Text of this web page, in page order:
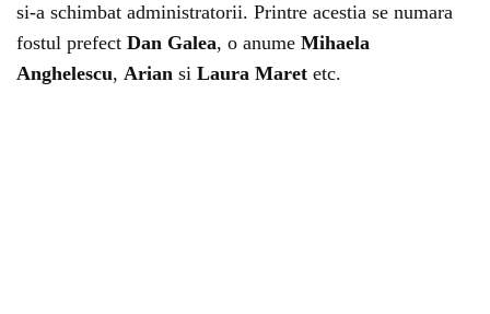
si-a schimbat administratorii. Printre acestia se numara
fostul prefect Dan Galea, o anume Mihaela
Anghelescu, Arian si Laura Maret etc.